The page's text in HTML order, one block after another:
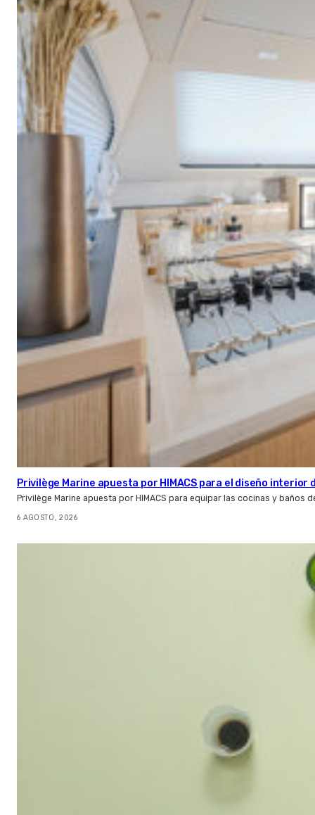
Privilège Marine apuesta por HIMACS para el diseño interior
Privilège Marine apuesta por HIMACS para equipar las cocinas y baños
6 AGOSTO, 2026